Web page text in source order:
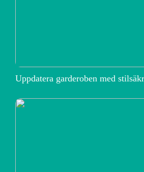
Uppdatera garderoben med